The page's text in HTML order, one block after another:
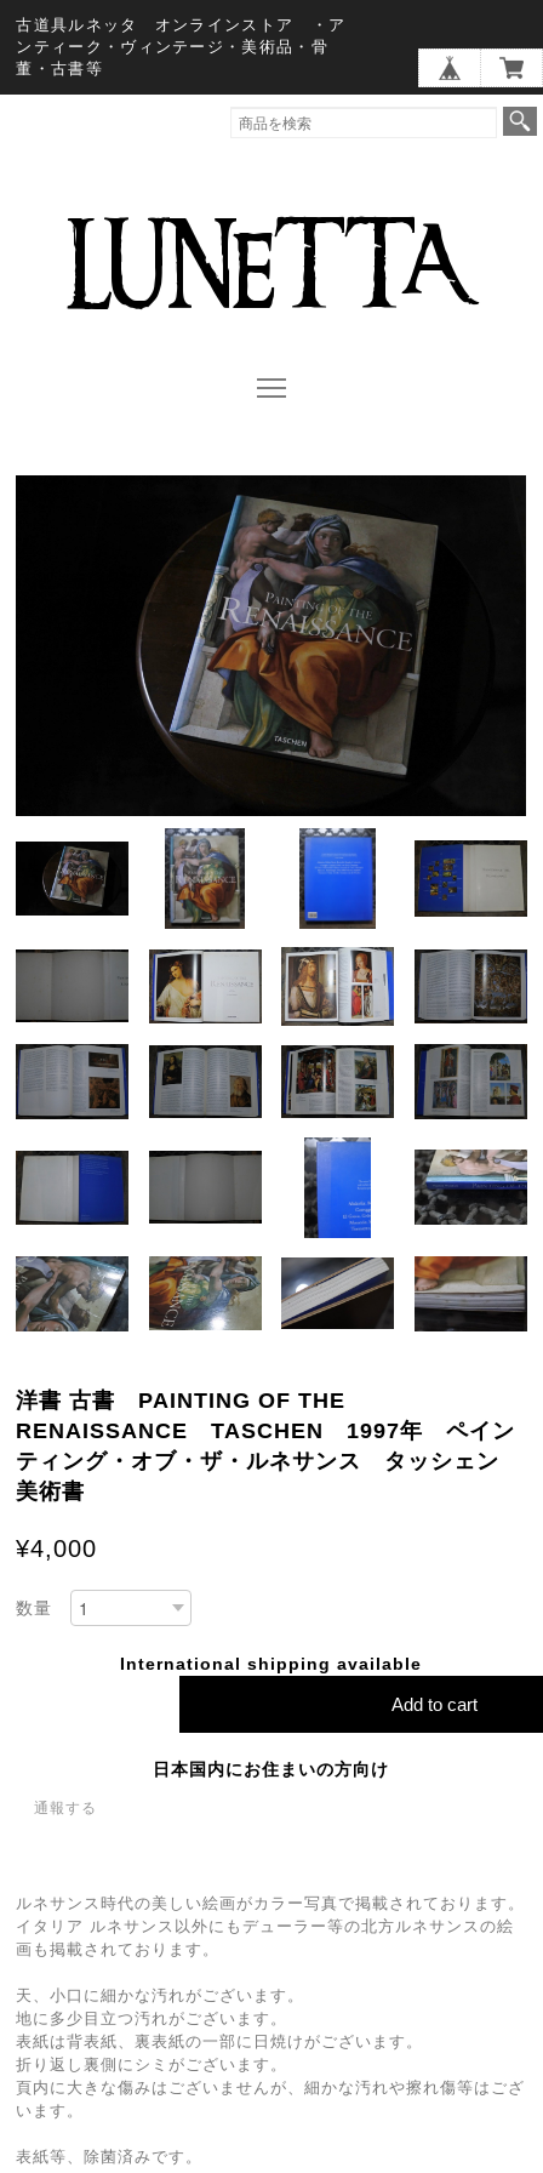
古道具ルネッタ オンラインストア ・ア
ンティーク・ヴィンテージ・美術品・骨
董・古書等
洋書 古書 PAINTING OF THE
RENAISSANCE TASCHEN 1997年 ペイン
ティング・オブ・ザ・ルネサンス タッシェン
美術書
¥4,000
数量
International shipping available
Add to cart
日本国内にお住まいの方向け
通報する
ルネサンス時代の美しい絵画がカラー写真で掲載されております。
イタリア ルネサンス以外にもデューラー等の北方ルネサンスの絵
画も掲載されております。
天、小口に細かな汚れがございます。
地に多少目立つ汚れがございます。
表紙は背表紙、裏表紙の一部に日焼けがございます。
折り返し裏側にシミがございます。
頁内に大きな傷みはございませんが、細かな汚れや擦れ傷等はござ
います。
表紙等、除菌済みです。